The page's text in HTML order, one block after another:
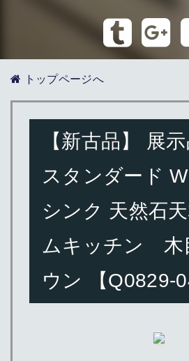
トップページへ
【新古品】 展
スタンダード
シンク 天然石
ムキッチン 木
ウン 【Q0829-